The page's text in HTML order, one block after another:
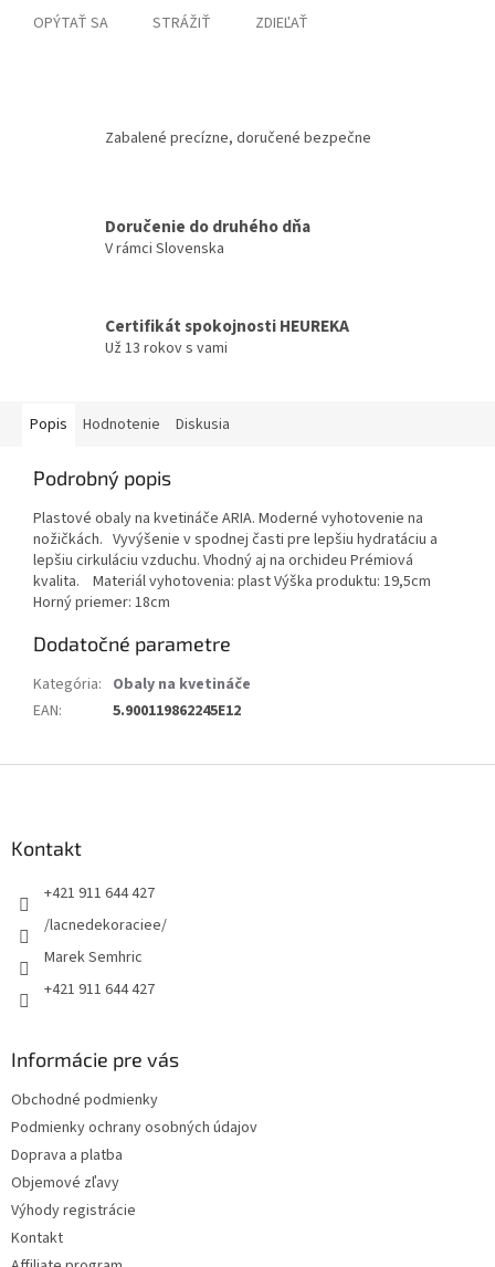
OPÝTAŤ SA STRÁŽIŤ ZDIEĽAŤ
Zabalené precízne, doručené bezpečne
Doručenie do druhého dňa
V rámci Slovenska
Certifikát spokojnosti HEUREKA
Už 13 rokov s vami
Popis Hodnotenie Diskusia
Podrobný popis
Plastové obaly na kvetináče ARIA. Moderné vyhotovenie na
nožičkách. Vyvýšenie v spodnej časti pre lepšiu hydratáciu a
lepšiu cirkuláciu vzduchu. Vhodný aj na orchideu Prémiová
kvalita. Materiál vyhotovenia: plast Výška produktu: 19,5cm
Horný priemer: 18cm
Dodatočné parametre
Kategória: Obaly na kvetináče
EAN: 5.900119862245E12
Kontakt
+421 911 644 427
/lacnedekoraciee/
Marek Semhric
+421 911 644 427
Informácie pre vás
Obchodné podmienky
Podmienky ochrany osobných údajov
Doprava a platba
Objemové zľavy
Výhody registrácie
Kontakt